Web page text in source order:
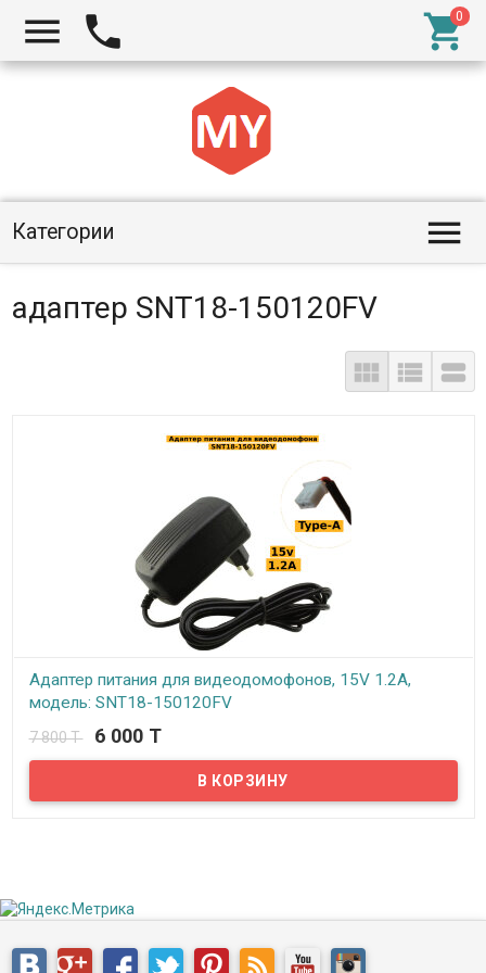
  
Категории 
адаптер SNT18-150120FV
  
Адаптер питания для видеодомофонов, 15V 1.2A,
модель: SNT18-150120FV
В наличии
Представляем адаптер питания SNT18-150120FV предназначен
для обеспечения питанием видеодомофонов китайского
производства версии v70. Он выдает постоянное напряжение 15
7 800 T 6 000 T